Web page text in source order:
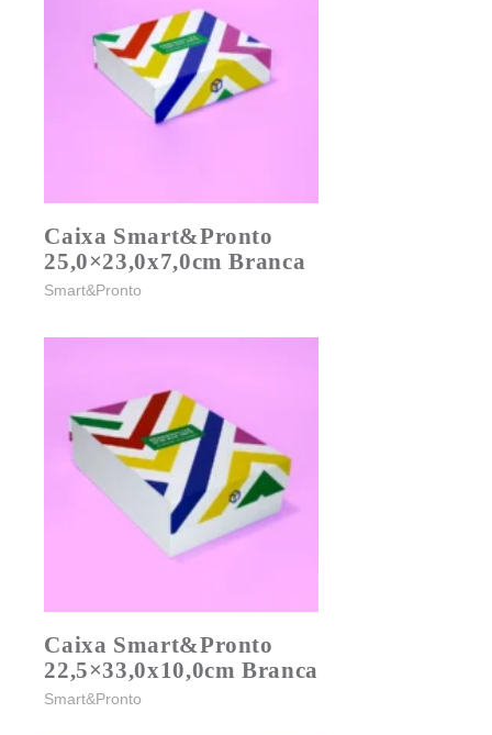
Caixa Smart&Pronto
25,0×23,0x7,0cm Branca
Smart&Pronto
Caixa Smart&Pronto
22,5×33,0x10,0cm Branca
Smart&Pronto